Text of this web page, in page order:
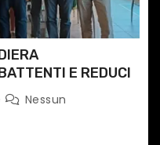
E REDUCI
Nessun